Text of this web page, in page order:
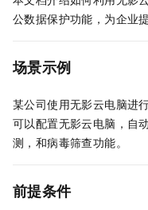
公数据保护功能，为企业
场景示例
某公司使用无影云电脑进
可以配置无影云电脑，自
测，和病毒筛查功能。
前提条件